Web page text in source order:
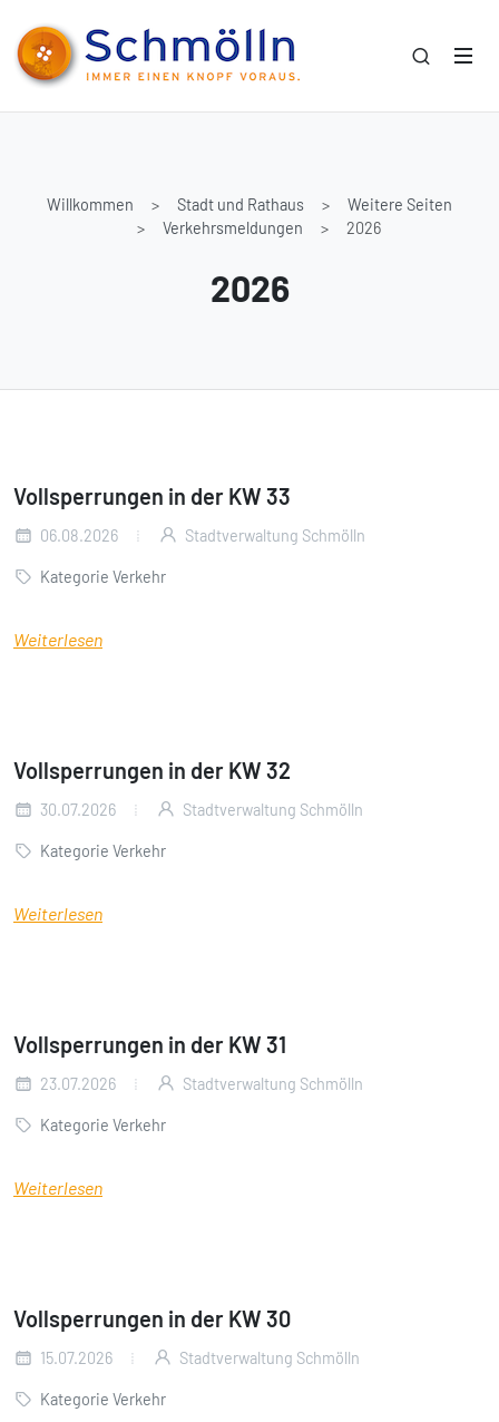
Willkommen Stadt und Rathaus
Weitere Seiten
Verkehrsmeldungen
2026
2026
Vollsperrungen in der KW 33
06.08.2026 Stadtverwaltung Schmölln
Kategorie Verkehr
Weiterlesen
Vollsperrungen in der KW 32
30.07.2026 Stadtverwaltung Schmölln
Kategorie Verkehr
Weiterlesen
Vollsperrungen in der KW 31
23.07.2026 Stadtverwaltung Schmölln
Kategorie Verkehr
Weiterlesen
Vollsperrungen in der KW 30
15.07.2026 Stadtverwaltung Schmölln
Kategorie Verkehr